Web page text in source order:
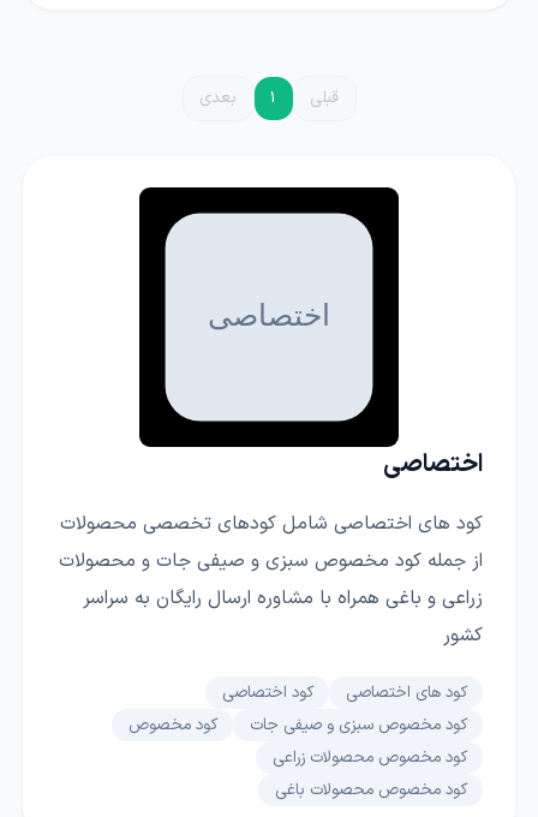
قبلی 1 بعدی
اختصاصی
کود های اختصاصی شامل کودهای تخصصی محصولات
از جمله کود مخصوص سبزی و صیفی جات و محصولات
زراعی و باغی همراه با مشاوره ارسال رایگان به سراسر
کشور
کود های اختصاصی
کود اختصاصی
کود مخصوص سبزی و صیفی جات
کود مخصوص
کود مخصوص محصولات زراعی
کود مخصوص محصولات باغی